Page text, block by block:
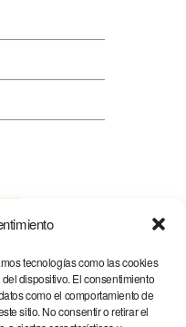
tecnologías como las cookies
dispositivo. El consentimiento
como el comportamiento de
sitio. No consentir o retirar el